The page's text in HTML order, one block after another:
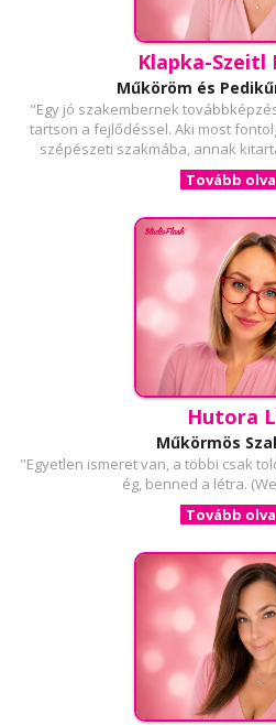
Klapka-
Műköröm és
"Egy jó szakembernek
tartson a fejlődéssel. Aki most
szépészeti szakmába, annak
Tovább
Hutora
Műkörmös
"Egyetlen ismeret van, a többi csak
ég, benned a létra.
Tovább